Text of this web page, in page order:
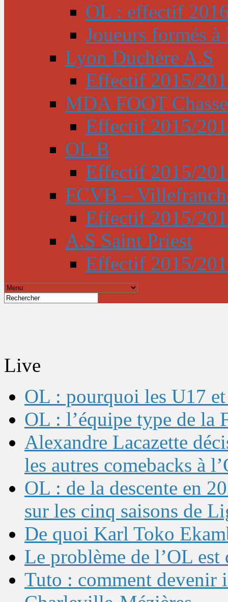
OL : effectif
Joueurs formés
Lyon Duchère A.S
Effectif 2015/
MDA FOOT
Effectif 2015/
OL B
Effectif 2015/
FCVB –
Effectif 2015/
A.S Saint Priest
Effectif 2015/
Live
OL : pourquoi les U17
OL : l’équipe type de la
Alexandre Lacazette
les autres comebacks à
OL : de la descente en
sur les cinq saisons de
De quoi Karl Toko
Le problème de l’OL
Tuto : comment devenir